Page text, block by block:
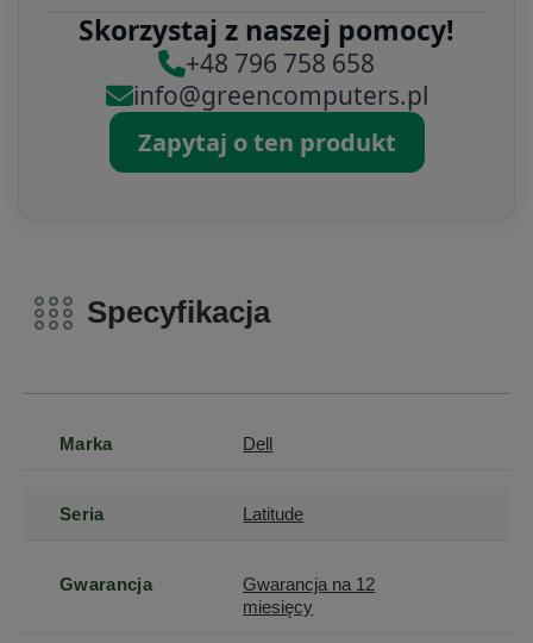
Skorzystaj z naszej pomocy!
+48 796 758 658
info@greencomputers.pl
Zapytaj o ten produkt
Specyfikacja
Marka Dell
Seria Latitude
Gwarancja
Gwarancja na 12
miesięcy